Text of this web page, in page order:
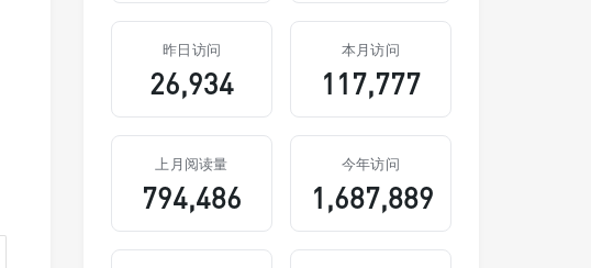
昨日访问
26,934
本月访问
117,777
上月阅读量
794,486
今年访问
1,687,889